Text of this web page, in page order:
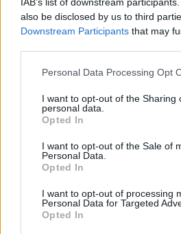
also be disclosed by us to third
Downstream Participants that may
Please note that this website/app
not limited to your visit or usage
grant or deny consent to Google
use your data for below specified
consent section.
Personal Data Processing Opt
I want to opt-out of the Sharing
personal data.
Opted In
I want to opt-out of the Sale of
Personal Data.
Opted In
I want to opt-out of processing
Personal Data for Targeted
Opted In